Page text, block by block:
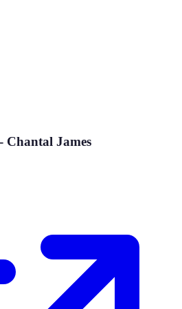
Chantal James